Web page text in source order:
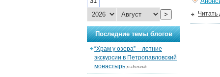
Читать
>
Последние темы блогов
“Храм у озера” – летние
экскурсии в Петропавловский
монастырь palomnik